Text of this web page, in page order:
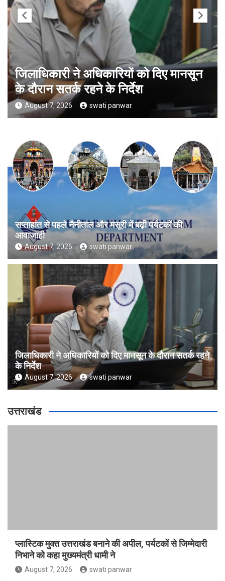
जिलाधिकारी ने अधिकारियों को दिए मानसून
के दौरान सतर्क रहने के निर्देश
August 7, 2026 swati panwar
सप्ताहांत से पहले नैनीताल और मसूरी में बढ़ी पर्यटकों की
आवाजाही
August 7, 2026 swati panwar
जिलाधिकारी ने अधिकारियों को दिए मानसून के दौरान सतर्क रहने
के निर्देश
August 7, 2026 swati panwar
उत्तराखंड
प्लास्टिक मुक्त उत्तराखंड बनाने की अपील, पर्यटकों से जिम्मेदारी
निभाने को कहा मुख्यमंत्री धामी ने
August 7, 2026 swati panwar